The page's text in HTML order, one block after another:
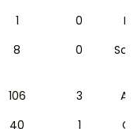
1 0
8 0
106 3
40 1